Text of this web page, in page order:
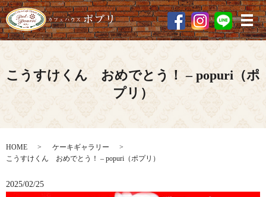
メ
こうすけくん おめでとう！ – popuri（ポ
プリ）
HOME
ケーキギャラリー
こうすけくん おめでとう！ – popuri（ポプリ）
2025/02/25